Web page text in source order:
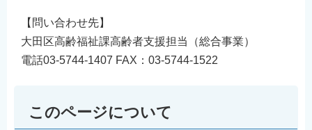
【問い合わせ先】
大田区高齢福祉課高齢者支援担当（総合事業）
電話03-5744-1407 FAX：03-5744-1522
このページについて